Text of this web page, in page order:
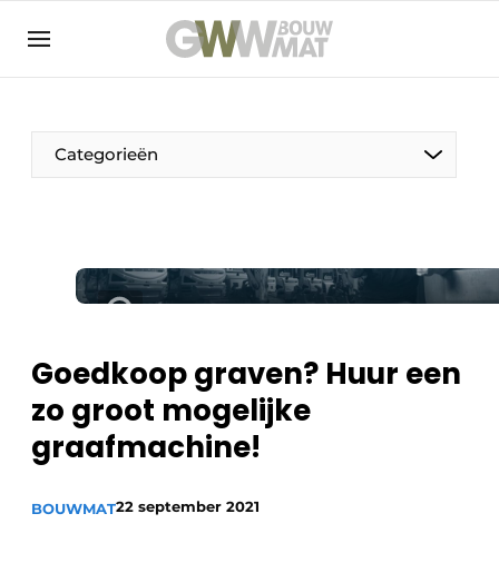
NL EN
Categorieën
De Pen
Goedkoop graven? Huur een
zo groot mogelijke
graafmachine!
BOUWMAT22 september 2021